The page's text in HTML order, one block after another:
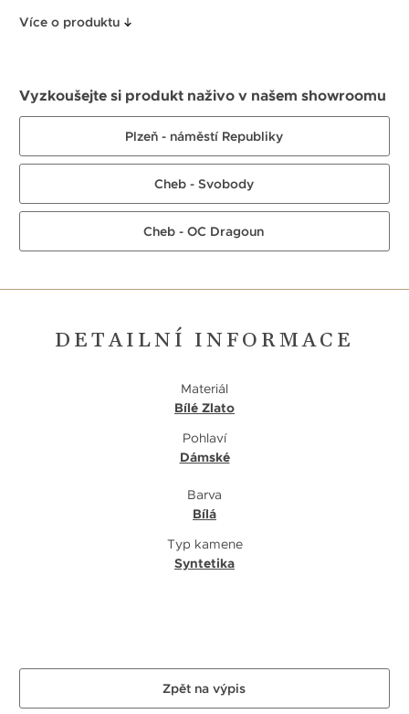
Více o produktu
Vyzkoušejte si produkt naživo v našem showroomu
Plzeň - náměstí Republiky
Cheb - Svobody
Cheb - OC Dragoun
DETAILNÍ INFORMACE
Materiál
Bílé Zlato
Pohlaví
Dámské
Barva
Bílá
Typ kamene
Syntetika
Zpět na výpis